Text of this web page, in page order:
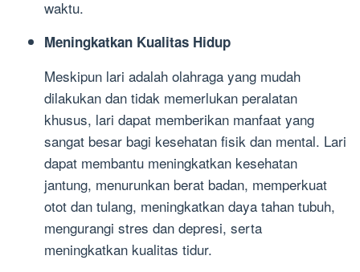
waktu.
Meningkatkan Kualitas Hidup
Meskipun lari adalah olahraga yang mudah
dilakukan dan tidak memerlukan peralatan
khusus, lari dapat memberikan manfaat yang
sangat besar bagi kesehatan fisik dan mental. Lari
dapat membantu meningkatkan kesehatan
jantung, menurunkan berat badan, memperkuat
otot dan tulang, meningkatkan daya tahan tubuh,
mengurangi stres dan depresi, serta
meningkatkan kualitas tidur.